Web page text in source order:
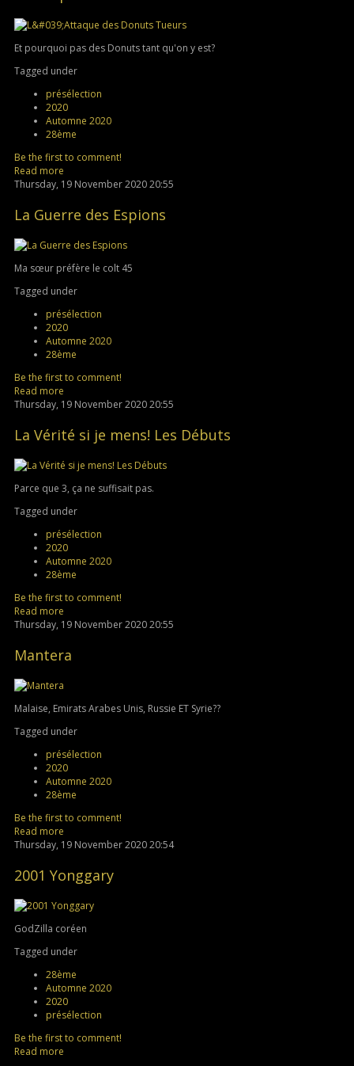
Et pourquoi pas des Donuts tant qu'on y est?
Tagged under
présélection
2020
Automne 2020
28ème
Be the first to comment!
Read more
Thursday, 19 November 2020 20:55
La Guerre des Espions
Ma sœur préfère le colt 45
Tagged under
présélection
2020
Automne 2020
28ème
Be the first to comment!
Read more
Thursday, 19 November 2020 20:55
La Vérité si je mens! Les Débuts
Parce que 3, ça ne suffisait pas.
Tagged under
présélection
2020
Automne 2020
28ème
Be the first to comment!
Read more
Thursday, 19 November 2020 20:55
Mantera
Malaise, Emirats Arabes Unis, Russie ET Syrie??
Tagged under
présélection
2020
Automne 2020
28ème
Be the first to comment!
Read more
Thursday, 19 November 2020 20:54
2001 Yonggary
GodZilla coréen
Tagged under
28ème
Automne 2020
2020
présélection
Be the first to comment!
Read more